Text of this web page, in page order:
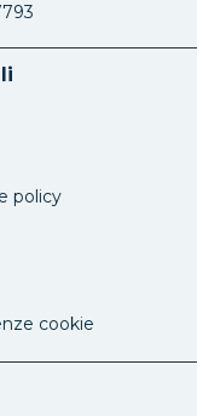
policy
cookie